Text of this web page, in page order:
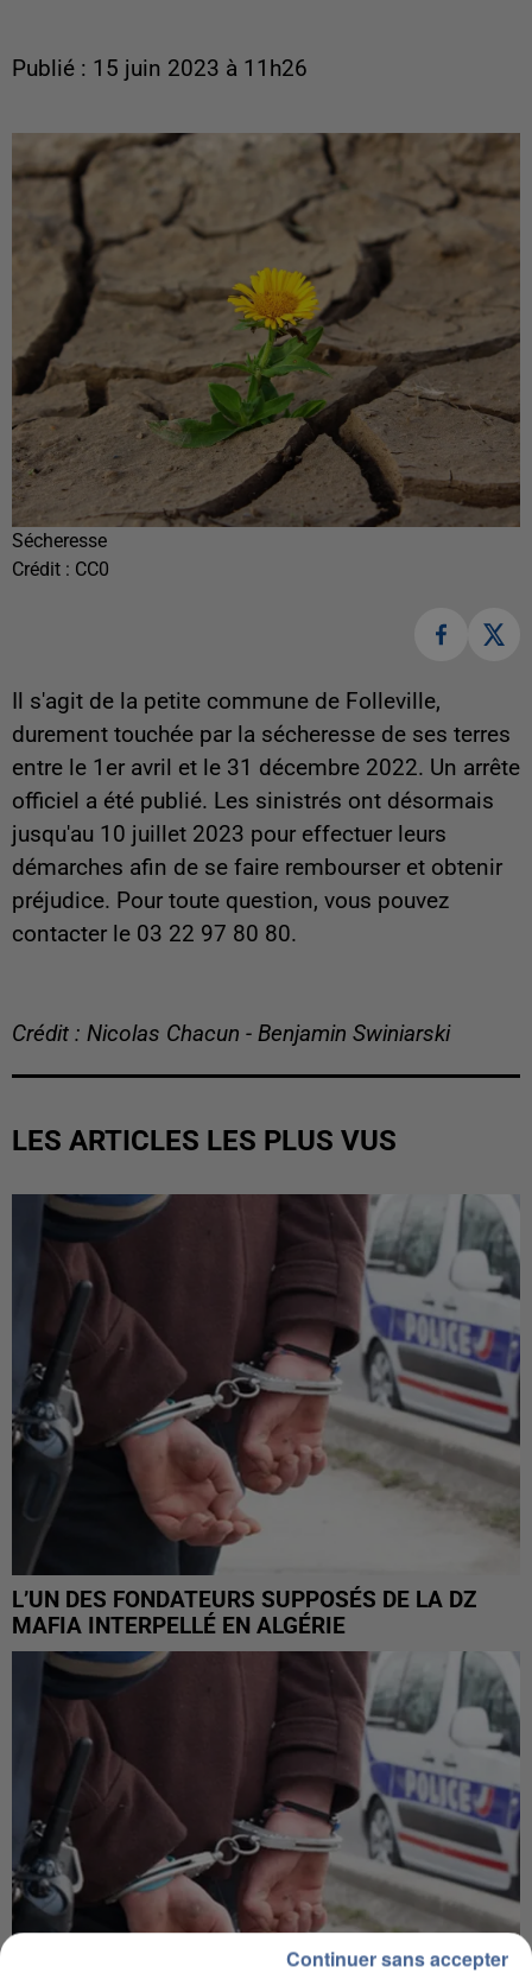
Publié : 15 juin 2023 à 11h26
Sécheresse
Crédit : CC0
Il s'agit de la petite commune de Folleville,
durement touchée par la sécheresse de ses terres
entre le 1er avril et le 31 décembre 2022. Un arrête
officiel a été publié. Les sinistrés ont désormais
jusqu'au 10 juillet 2023 pour effectuer leurs
démarches afin de se faire rembourser et obtenir
préjudice. Pour toute question, vous pouvez
contacter le 03 22 97 80 80.
Crédit : Nicolas Chacun - Benjamin Swiniarski
LES ARTICLES LES PLUS VUS
L’UN DES FONDATEURS SUPPOSÉS DE LA DZ
MAFIA INTERPELLÉ EN ALGÉRIE
Continuer sans accepter